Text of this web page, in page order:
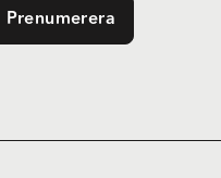
Prenumerera